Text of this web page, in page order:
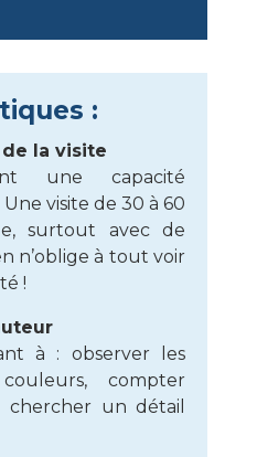
:
la visite
une capacité
visite de 30 à 60
surtout avec de
n’oblige à tout voir
!
à : observer les
compter
chercher un détail